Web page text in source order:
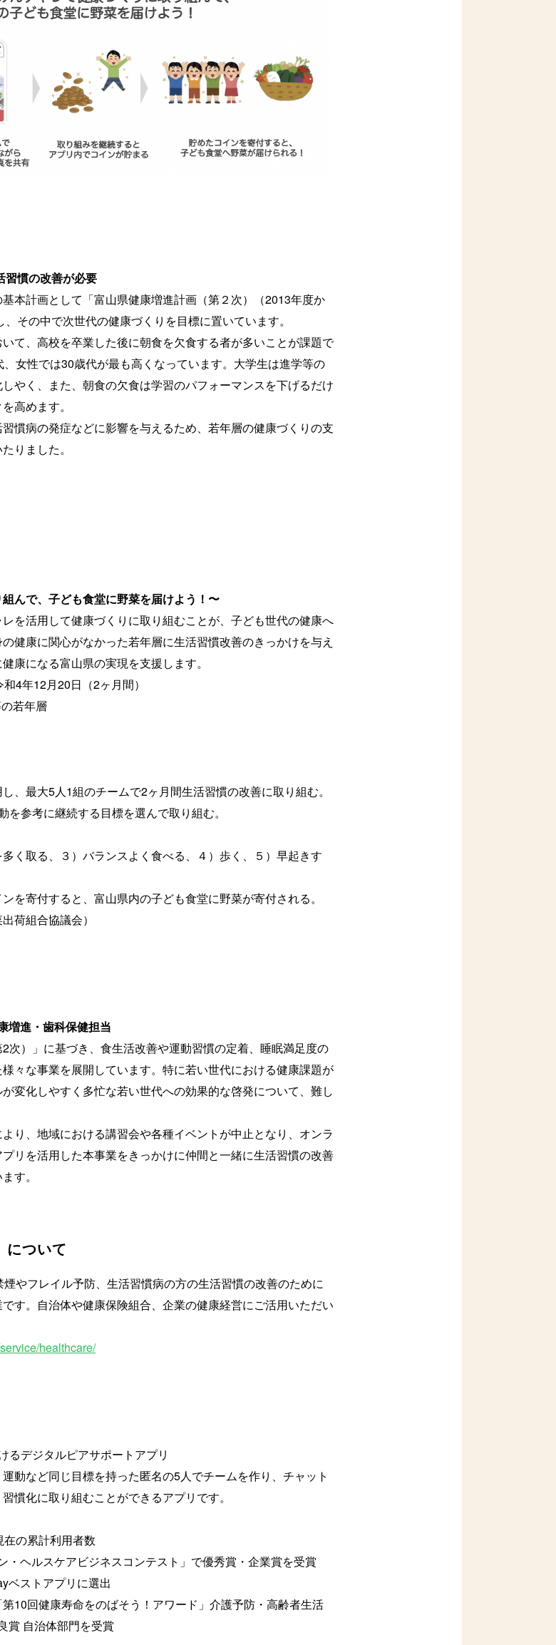
習慣の改善が必要
本計画として「​​富山県健康増進計画（第２次）（2013年度か
その中で次世代の健康づくりを目標に置いています。
て、高校を卒業した後に朝食を欠食する者が多いことが課題で
女性では30歳代が最も高くなっています。大学生は進学等の
やく、また、朝食の欠食は学習のパフォーマンスを下げるだけ
高めます。
慣病の発症などに影響を与えるため、若年層の健康づくりの支
りました。
んで、子ども食堂に野菜を届けよう！〜
を活用して健康づくりに取り組むことが、子ども世代の健康へ
健康に関心がなかった若年層に生活習慣改善のきっかけを与え
康になる富山県の実現を支援します。
4年12月20日（2ヶ月間）
若年層
、最大5人1組のチームで2ヶ月間生活習慣の改善に取り組む。
参考に継続する目標を選んで取り組む。
取る、３）バランスよく食べる、４）歩く、５）早起きす
を寄付すると、富山県内の子ども食堂に野菜が寄付される。
荷組合協議会）
増進・歯科保健担当
次）」に基づき、食生活改善や運動習慣の定着、睡眠満足度の
々な事業を展開しています。特に若い世代における健康課題が
変化しやすく多忙な若い世代への効果的な啓発について、難し
り、地域における講習会や各種イベントが中止となり、オンラ
リを活用した本事業をきっかけに仲間と一緒に生活習慣の改善
す。
について
やフレイル予防、生活習慣病の方の生活習慣の改善のために
す。自治体や健康保険組合、企業の健康経営にご活用いただい
healthcare/
るデジタルピアサポートアプリ
動など同じ目標を持った匿名の5人でチームを作り、チャット
慣化に取り組むことができるアプリです。
在の累計利用者数
・ヘルスケアビジネスコンテスト」で優秀賞・企業賞を受賞
ベストアプリに選出
10回健康寿命をのばそう！アワード」介護予防・高齢者生活
賞 自治体部門を受賞